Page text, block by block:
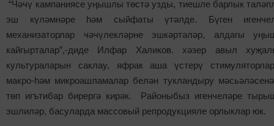
“Чәчү кампаниясе уңышлы төстә узды, тиешле барлык
эш күләмнәре һәм сыйфаты үтәлде. Бүген
механизаторлар чәчүлекләрне эшкәртәләр, алдагы
кайгырталар”,-диде Илфар Халиков. хәзер авыл
культураларын саклау, яфрак аша үстерү
макро-һәм микроашламалар белән тукландыру
төп игътибар бирергә кирәк. Районыбыз игенчеләре
эшлиләр, басуларда массовый репродукцияле орлыклар юк.